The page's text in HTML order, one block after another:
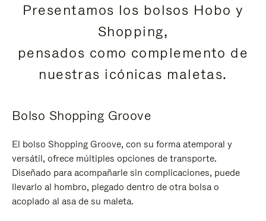
Presentamos los bolsos Hobo y
Shopping,
pensados como complemento de
nuestras icónicas maletas.
Bolso Shopping Groove
El bolso Shopping Groove, con su forma atemporal y
versátil, ofrece múltiples opciones de transporte.
Diseñado para acompañarle sin complicaciones, puede
llevarlo al hombro, plegado dentro de otra bolsa o
acoplado al asa de su maleta.